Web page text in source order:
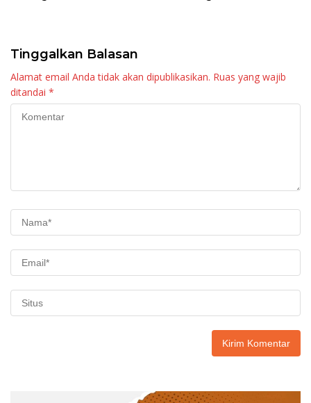
Tinggalkan Balasan
Alamat email Anda tidak akan dipublikasikan. Ruas yang wajib
ditandai *